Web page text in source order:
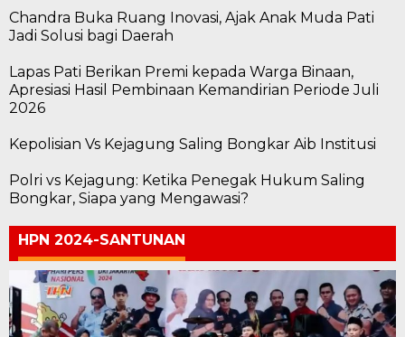
Chandra Buka Ruang Inovasi, Ajak Anak Muda Pati
Jadi Solusi bagi Daerah
Lapas Pati Berikan Premi kepada Warga Binaan,
Apresiasi Hasil Pembinaan Kemandirian Periode Juli
2026
Kepolisian Vs Kejagung Saling Bongkar Aib Institusi
Polri vs Kejagung: Ketika Penegak Hukum Saling
Bongkar, Siapa yang Mengawasi?
HPN 2024-SANTUNAN